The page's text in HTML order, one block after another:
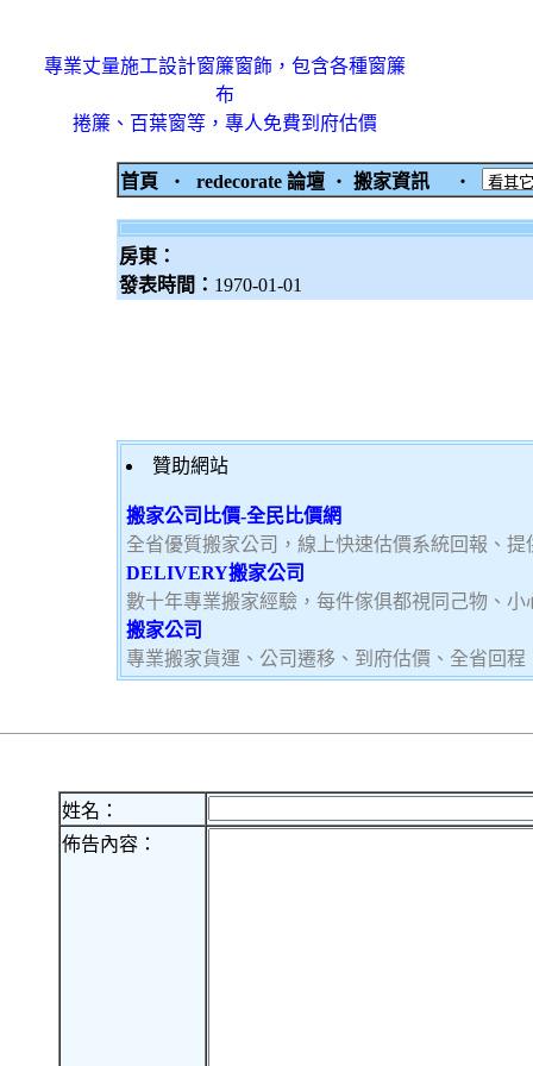
專業丈量施工設計窗簾窗飾，包含各種窗簾
布
捲簾、百葉窗等，專人免費到府估價
首頁 ‧ redecorate 論壇 ‧ 搬家資訊 ‧
房東：
發表時間： 1970-01-01
贊助網站
搬家公司比價-全民比價網
全省優質搬家公司，線上快速估價系統回報、
DELIVERY搬家公司
數十年專業搬家經驗，每件傢俱都視同己物、
搬家公司
專業搬家貨運、公司遷移、到府估價、全省回程
姓名：
佈告內容：